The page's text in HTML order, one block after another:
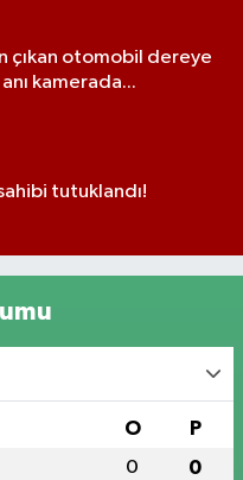
çıkan otomobil dereye
kamerada...
tutuklandı!
O P
0 0